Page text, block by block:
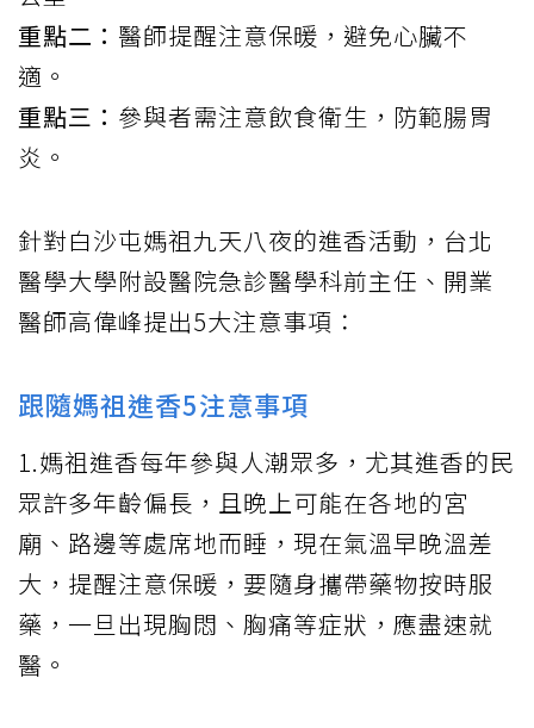
重點二： 醫師提醒注意保暖，避免心臟不
適。
重點三： 參與者需注意飲食衛生，防範腸胃
炎。
針對白沙屯媽祖九天八夜的進香活動，台北
醫學大學附設醫院急診醫學科前主任、開業
醫師高偉峰提出5大注意事項：
跟隨媽祖進香5注意事項
1.媽祖進香每年參與人潮眾多，尤其進香的民
眾許多年齡偏長，且晚上可能在各地的宮
廟、路邊等處席地而睡，現在氣溫早晚溫差
大，提醒注意保暖，要隨身攜帶藥物按時服
藥，一旦出現胸悶、胸痛等症狀，應盡速就
醫。